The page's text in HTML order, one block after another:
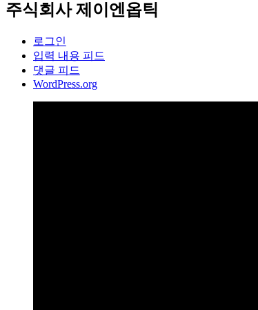
주식회사 제이엔옵틱
로그인
입력 내용 피드
댓글 피드
WordPress.org